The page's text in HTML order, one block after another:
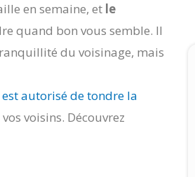
en semaine, et le
quand bon vous semble. Il
du voisinage, mais
autorisé de tondre la
voisins. Découvrez